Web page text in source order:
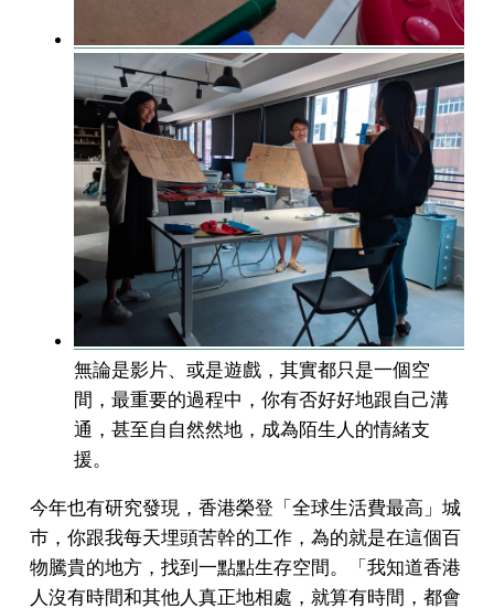
無論是影片、或是遊戲，其實都只是一個空
間，最重要的過程中，你有否好好地跟自己溝
通，甚至自自然然地，成為陌生人的情緒支
援。
今年也有研究發現，香港榮登「全球生活費最高」城
巿，你跟我每天埋頭苦幹的工作，為的就是在這個百
物騰貴的地方，找到一點點生存空間。「我知道香港
人沒有時間和其他人真正地相處，就算有時間，都會